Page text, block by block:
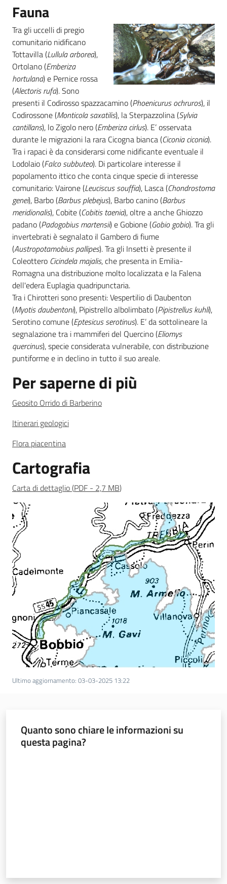
Fauna
Tra gli uccelli di pregio
comunitario nidificano
Tottavilla (Lullula arborea),
Ortolano (Emberiza
hortulana) e Pernice rossa
(Alectoris rufa). Sono
presenti il Codirosso spazzacamino (Phoenicurus ochruros), il
Codirossone (Monticola saxatilis), la Sterpazzolina (Sylvia
cantillans), lo Zigolo nero (Emberiza cirlus). E’ osservata
durante le migrazioni la rara Cicogna bianca (Ciconia ciconia).
Tra i rapaci è da considerarsi come nidificante eventuale il
Lodolaio (Falco subbuteo). Di particolare interesse il
popolamento ittico che conta cinque specie di interesse
comunitario: Vairone (Leuciscus souffia), Lasca (Chondrostoma
genei), Barbo (Barbus plebejus), Barbo canino (Barbus
meridionalis), Cobite (Cobitis taenia), oltre a anche Ghiozzo
padano (Padogobius martensii) e Gobione (Gobio gobio). Tra gli
invertebrati è segnalato il Gambero di fiume
(Austropotamobius pallipes). Tra gli Insetti è presente il
Coleottero Cicindela majalis, che presenta in Emilia-
Romagna una distribuzione molto localizzata e la Falena
dell'edera Euplagia quadripunctaria.
Tra i Chirotteri sono presenti: Vespertilio di Daubenton
(Myotis daubentoni), Pipistrello albolimbato (Pipistrellus kuhli),
Serotino comune (Eptesicus serotinus). E’ da sottolineare la
segnalazione tra i mammiferi del Quercino (Eliomys
quercinus), specie considerata vulnerabile, con distribuzione
puntiforme e in declino in tutto il suo areale.
Per saperne di più
Geosito Orrido di Barberino
Itinerari geologici
Flora piacentina
Cartografia
Carta di dettaglio(PDF - 2,7 MB)
Ultimo aggiornamento: 03-03-2025 13:22
Quanto sono chiare le informazioni su
questa pagina?